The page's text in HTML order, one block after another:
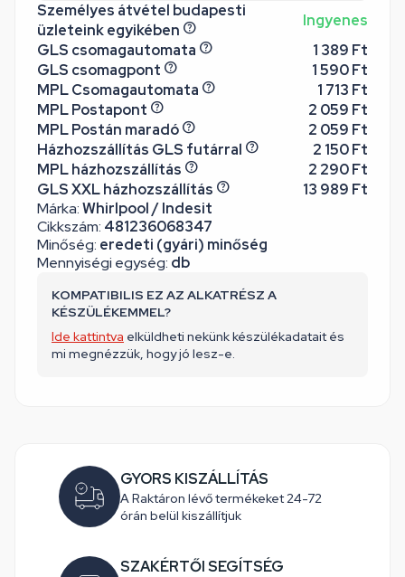
Márka:Whirlpool / Indesit
Cikkszám: 481236068347
Minőség: eredeti (gyári) minőség
Mennyiségi egység: db
Személyes átvétel budapesti
üzleteink egyikében
Ingyenes
GLS csomagautomata
1 389 Ft
GLS csomagpont
1 590 Ft
MPL Csomagautomata
1 713 Ft
MPL Postapont
2 059 Ft
MPL Postán maradó
2 059 Ft
Házhozszállítás GLS futárral
2 150 Ft
MPL házhozszállítás
2 290 Ft
GLS XXL házhozszállítás
13 989 Ft
KOMPATIBILIS EZ AZ ALKATRÉSZ A
KÉSZÜLÉKEMMEL?
Ide kattintva elküldheti nekünk készülékadatait és
mi megnézzük, hogy jó lesz-e.
GYORS KISZÁLLÍTÁS
A Raktáron lévő termékeket 24-72
órán belül kiszállítjuk
SZAKÉRTŐI SEGÍTSÉG